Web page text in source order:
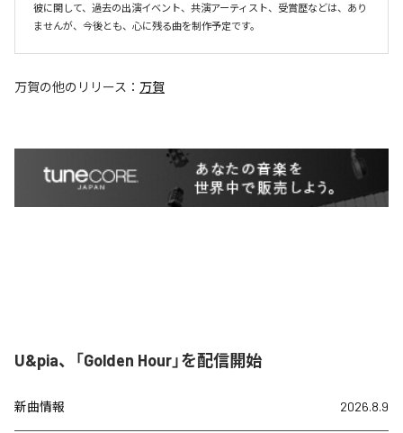
彼に関して、過去の出演イベント、共演アーティスト、受賞歴などは、あり
ませんが、今後とも、心に残る曲を制作予定です。
万賀の他のリリース： 万賀
U&pia、「Golden Hour」を配信開始
新曲情報 2026.8.9